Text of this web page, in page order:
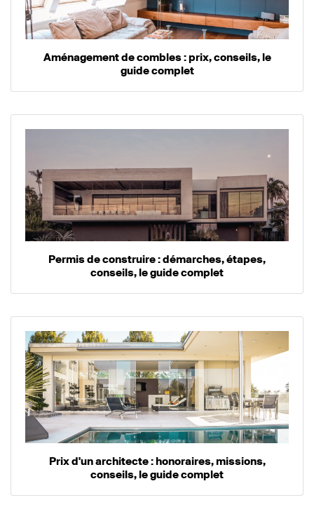
Aménagement de combles : prix, conseils, le
guide complet
Permis de construire : démarches, étapes,
conseils, le guide complet
Prix d'un architecte : honoraires, missions,
conseils, le guide complet